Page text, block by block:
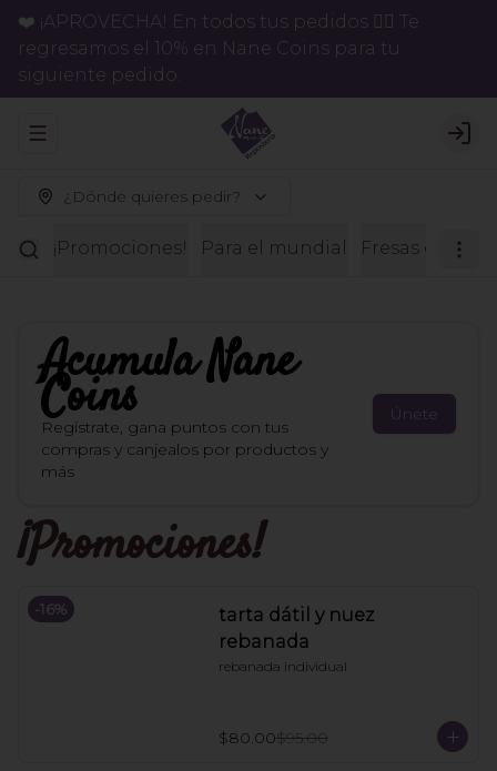
❤️ ¡APROVECHA! En todos tus pedidos 👉🏻 Te
regresamos el 10% en Nane Coins para tu
siguiente pedido.
Abrir menu de navegación
¿Dónde quieres pedir?
¡Promociones! Para el mundial Fresas con
AcumulaNane
Coins
Regístrate, gana puntos con tus
compras y canjealos por productos y
más
Únete
¡Promociones!
-16%
tarta dátil y nuez
rebanada
rebanada individual
$80.00$95.00